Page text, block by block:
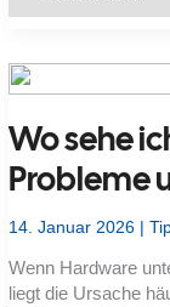
durchführen:
was
geht
verloren
und
wann
es
spät?
Wo sehe
Probleme
14. Januar 2026 |
Wenn Hardware
liegt die Ursache